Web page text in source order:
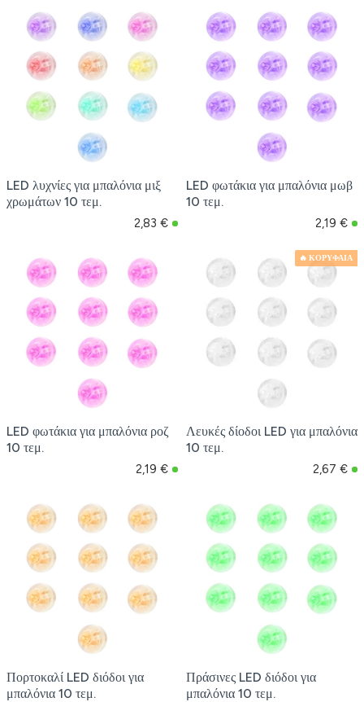
LED λυχνίες για μπαλόνια μιξ
χρωμάτων 10 τεμ.
2,83 €
LED φωτάκια για μπαλόνια μωβ
10 τεμ.
2,19 €
LED φωτάκια για μπαλόνια ροζ
10 τεμ.
2,19 €
🔥 ΚΟΡΥΦΑΙΑ
Λευκές δίοδοι LED για μπαλόνια
10 τεμ.
2,67 €
Πορτοκαλί LED διόδοι για
μπαλόνια 10 τεμ.
Πράσινες LED διόδοι για
μπαλόνια 10 τεμ.